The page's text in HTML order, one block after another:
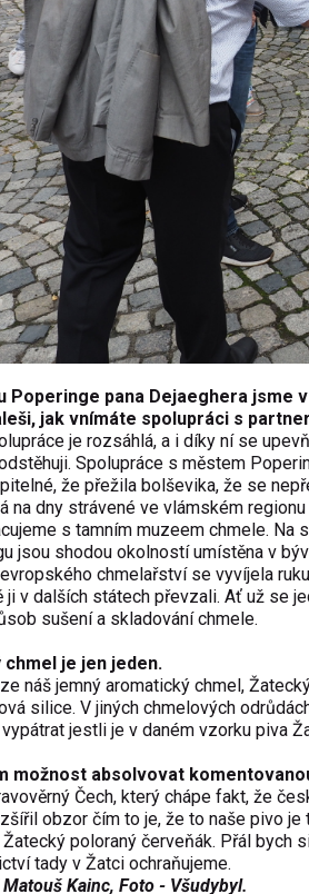
Poperinge pana Dejaeghera jsme
jak vnímáte spolupráci s
je rozsáhlá, a i díky ní se
Spolupráce s městem
že přežila bolševika, že se
na dny strávené ve vlámském
s tamním muzeem chmele. Na
jsou shodou okolností umístěna v
chmelařství se vyvíjela
ji v dalších státech převzali. Ať už se
sušení a skladování chmele.
je jen jeden.
náš jemný aromatický chmel,
silice. V jiných chmelových
jestli je v daném vzorku piva
možnost absolvovat
Čech, který chápe fakt, že
obzor čím to je, že to naše pivo
poloraný červeňák. Přál bych
tady v Žatci ochraňujeme.
Kainc, Foto - Všudybyl.